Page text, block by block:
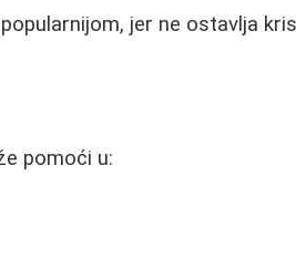
jer ne ostavlja
pomoći u: